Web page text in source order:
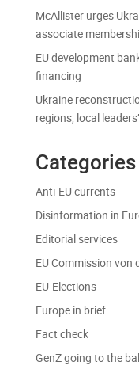
McAllister urges
associate
EU development
financing
Ukraine
regions, local
Categories
Anti-EU currents
Disinformation in
Editorial services
EU Commission von
EU-Elections
Europe in brief
Fact check
GenZ going to the